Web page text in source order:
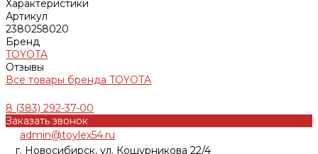
Характеристики
Артикул
2380258020
Бренд
TOYOTA
Отзывы
Все товары бренда TOYOTA
8 (383) 292-37-00
Заказать звонок
admin@toylex54.ru
г. Новосибирск, ул. Кошурникова 22/4